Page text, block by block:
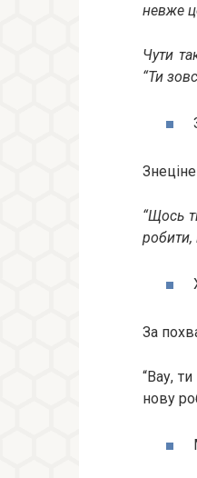
невже
Чути
“Ти
“Щось
За
“Вау,
нову